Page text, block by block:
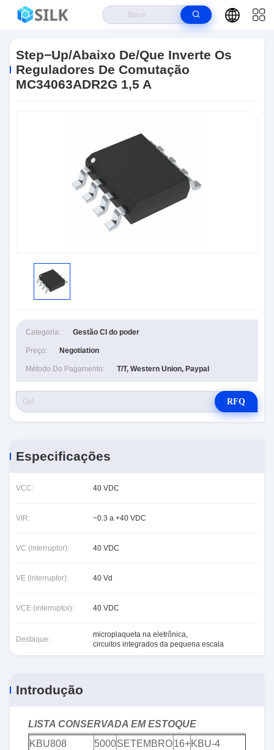
Inverte Os Reguladores De Comutação MC34063ADR2G 1,5 A
Step−Up/abaixo De/que Inverte Os
Reguladores De Comutação
MC34063ADR2G 1,5 A
Categoria: Gestão CI do poder
Preço: Negotiation
Método Do Pagamento: T/T, Western Union, Paypal
RFQ
Especificações
VCC: 40 VDC
VIR: −0.3 a +40 VDC
VC (interruptor): 40 VDC
VE (interruptor): 40 Vd
VCE (interruptor): 40 VDC
Destaque:
microplaqueta na eletrônica,
circuitos integrados da pequena escala
Introdução
LISTA CONSERVADA EM ESTOQUE
KBU808
5000SETEMBRO16+KBU-4